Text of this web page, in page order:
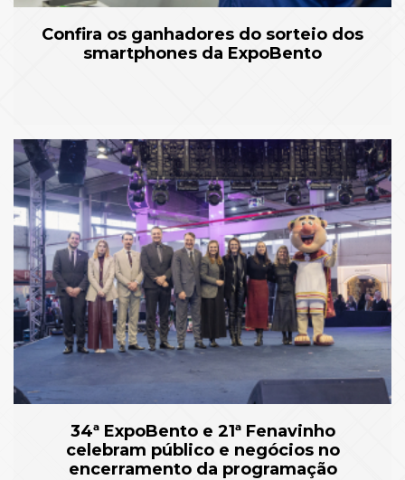
Confira os ganhadores do sorteio dos
smartphones da ExpoBento
34ª ExpoBento e 21ª Fenavinho
celebram público e negócios no
encerramento da programação